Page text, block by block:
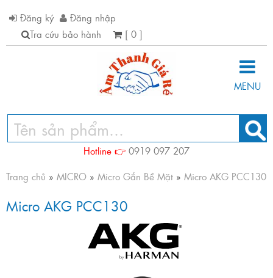
Đăng ký
Đăng nhập
Tra cứu bảo hành
[ 0 ]
MENU
Hotline 👉 0919 097 207
Trang chủ » MICRO » Micro Gắn Bề Mặt » Micro AKG PCC130
Micro AKG PCC130